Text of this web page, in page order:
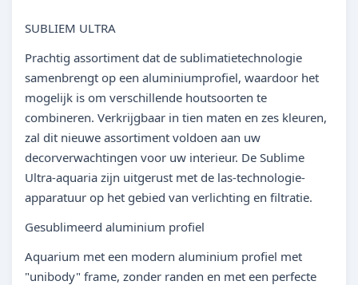
SUBLIEM ULTRA
Prachtig assortiment dat de sublimatietechnologie
samenbrengt op een aluminiumprofiel, waardoor het
mogelijk is om verschillende houtsoorten te
combineren. Verkrijgbaar in tien maten en zes kleuren,
zal dit nieuwe assortiment voldoen aan uw
decorverwachtingen voor uw interieur. De Sublime
Ultra-aquaria zijn uitgerust met de las-technologie-
apparatuur op het gebied van verlichting en filtratie.
Gesublimeerd aluminium profiel
Aquarium met een modern aluminium profiel met
"unibody" frame, zonder randen en met een perfecte